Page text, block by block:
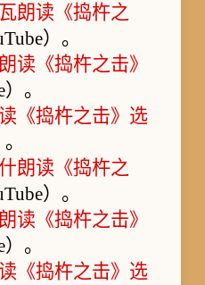
朗读《捣杵之
）。
读《捣杵之击》
。
《捣杵之击》选
朗读《捣杵之
）。
读《捣杵之击》
。
《捣杵之击》选